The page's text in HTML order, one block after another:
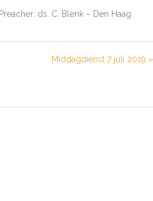
ds. C. Blenk – Den Haag
Middagdienst 7 juli 2019 »